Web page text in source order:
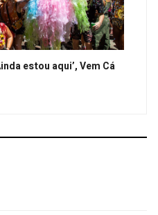
estou aqui’, Vem Cá